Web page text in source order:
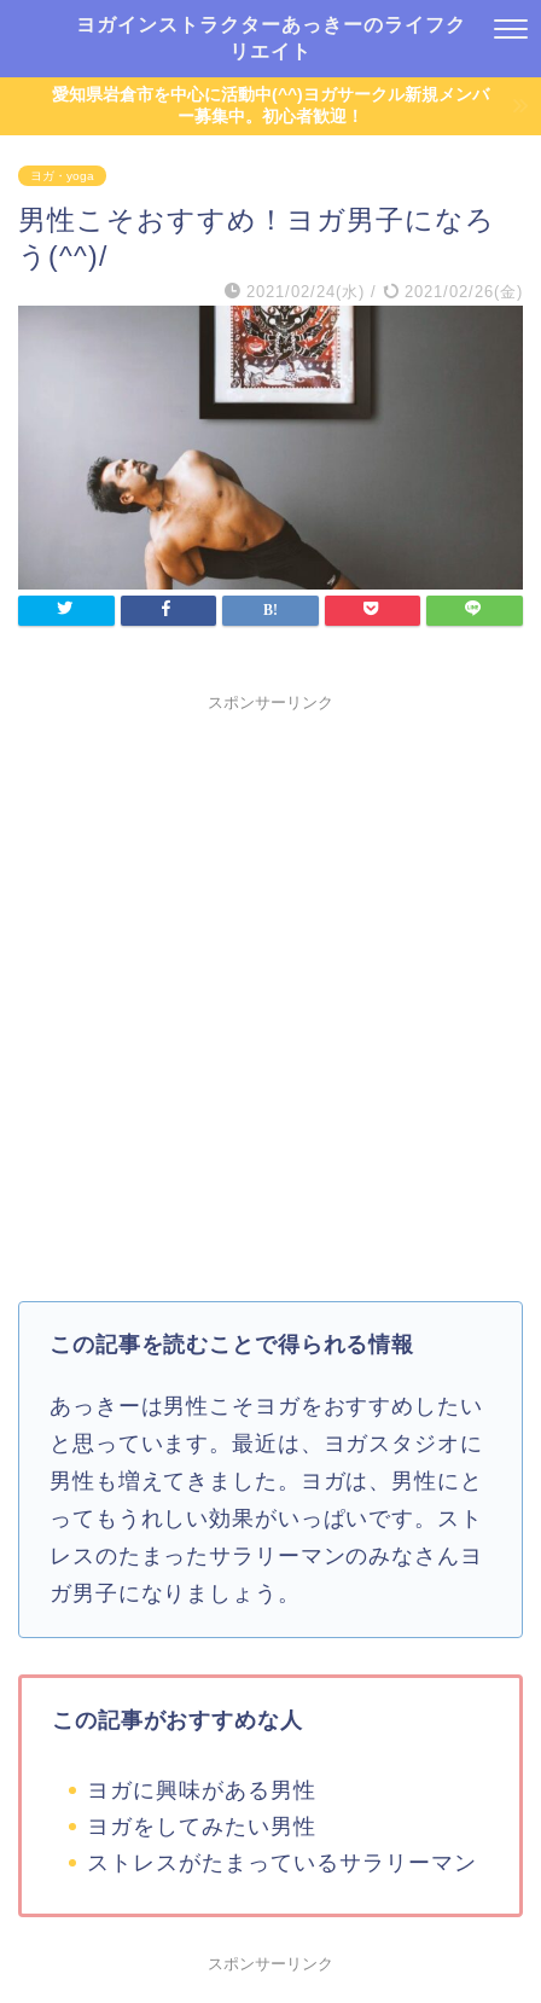
ヨガインストラクターあっきーのライフク
リエイト
愛知県岩倉市を中心に活動中(^^)ヨガサークル新規メンバ
ー募集中。初心者歓迎！
ヨガ・yoga
男性こそおすすめ！ヨガ男子になろ
う(^^)/
2021/02/24(水) / 2021/02/26(金)
スポンサーリンク
この記事を読むことで得られる情報
あっきーは男性こそヨガをおすすめしたい
と思っています。最近は、ヨガスタジオに
男性も増えてきました。ヨガは、男性にと
ってもうれしい効果がいっぱいです。スト
レスのたまったサラリーマンのみなさんヨ
ガ男子になりましょう。
この記事がおすすめな人
ヨガに興味がある男性
ヨガをしてみたい男性
ストレスがたまっているサラリーマン
スポンサーリンク